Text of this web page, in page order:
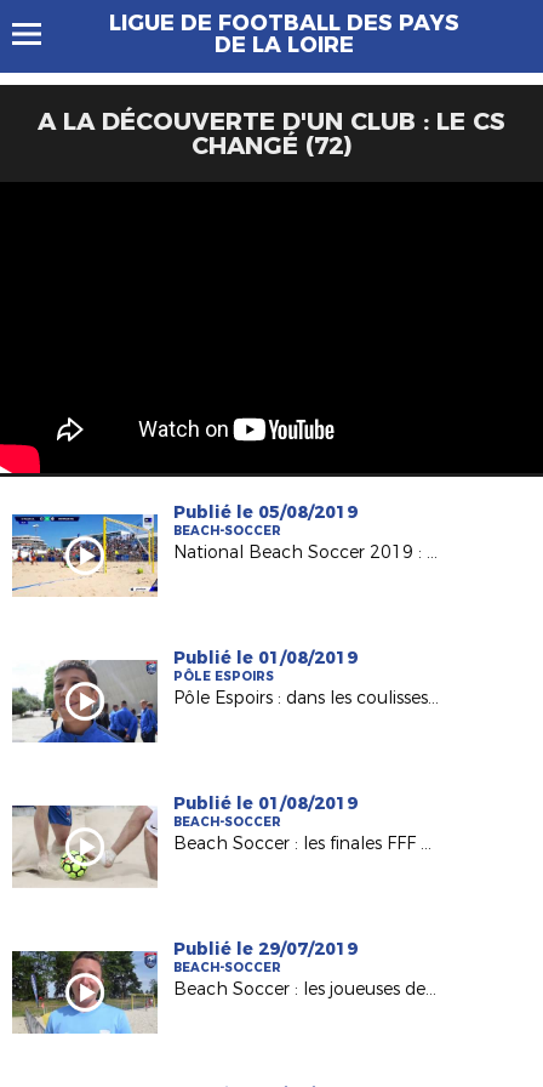
LIGUE DE FOOTBALL DES PAYS
DE LA LOIRE
A LA DÉCOUVERTE D'UN CLUB : LE CS
CHANGÉ (72)
Publié le 05/08/2019
BEACH-SOCCER
National Beach Soccer 2019 : le best of !
Publié le 01/08/2019
PÔLE ESPOIRS
Pôle Espoirs : dans les coulisses du clip des 2004 !
Publié le 01/08/2019
BEACH-SOCCER
Beach Soccer : les finales FFF en Vendée ce week-end !
Publié le 29/07/2019
BEACH-SOCCER
Beach Soccer : les joueuses de La Roche ESOF en finale !